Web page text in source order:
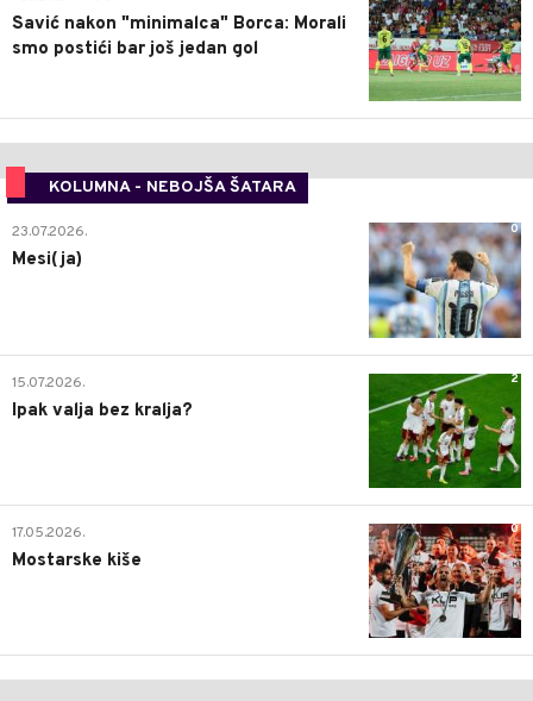
Savić nakon "minimalca" Borca: Morali
smo postići bar još jedan gol
KOLUMNA - NEBOJŠA ŠATARA
0
23.07.2026.
Mesi(ja)
2
15.07.2026.
Ipak valja bez kralja?
0
17.05.2026.
Mostarske kiše